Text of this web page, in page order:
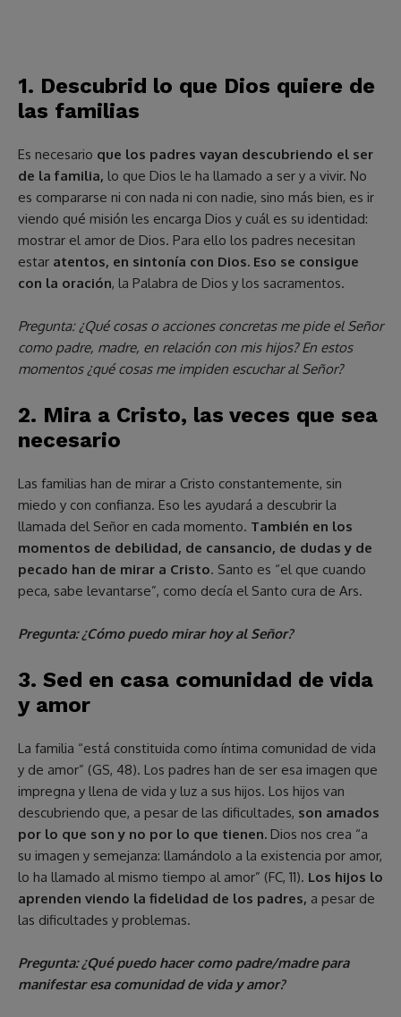
1. Descubrid lo que Dios quiere de
las familias
Es necesario que los padres vayan descubriendo el ser
de la familia, lo que Dios le ha llamado a ser y a vivir. No
es compararse ni con nada ni con nadie, sino más bien, es ir
viendo qué misión les encarga Dios y cuál es su identidad:
mostrar el amor de Dios. Para ello los padres necesitan
estar atentos, en sintonía con Dios. Eso se consigue
con la oración, la Palabra de Dios y los sacramentos.
Pregunta: ¿Qué cosas o acciones concretas me pide el Señor
como padre, madre, en relación con mis hijos? En estos
momentos ¿qué cosas me impiden escuchar al Señor?
2. Mira a Cristo, las veces que sea
necesario
Las familias han de mirar a Cristo constantemente, sin
miedo y con confianza. Eso les ayudará a descubrir la
llamada del Señor en cada momento. También en los
momentos de debilidad, de cansancio, de dudas y de
pecado han de mirar a Cristo. Santo es “el que cuando
peca, sabe levantarse”, como decía el Santo cura de Ars.
Pregunta: ¿Cómo puedo mirar hoy al Señor?
3. Sed en casa comunidad de vida
y amor
La familia “está constituida como íntima comunidad de vida
y de amor” (GS, 48). Los padres han de ser esa imagen que
impregna y llena de vida y luz a sus hijos. Los hijos van
descubriendo que, a pesar de las dificultades, son amados
por lo que son y no por lo que tienen. Dios nos crea “a
su imagen y semejanza: llamándolo a la existencia por amor,
lo ha llamado al mismo tiempo al amor” (FC, 11). Los hijos lo
aprenden viendo la fidelidad de los padres, a pesar de
las dificultades y problemas.
Pregunta: ¿Qué puedo hacer como padre/madre para
manifestar esa comunidad de vida y amor?